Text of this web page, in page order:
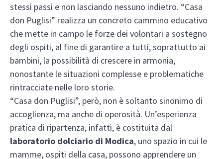
stessi passi e non lasciando nessuno indietro. “Casa
don Puglisi” realizza un concreto cammino educativo
che mette in campo le forze dei volontari a sostegno
degli ospiti, al fine di garantire a tutti, soprattutto ai
bambini, la possibilità di crescere in armonia,
nonostante le situazioni complesse e problematiche
rintracciate nelle loro storie.
“Casa don Puglisi”, però, non è soltanto sinonimo di
accoglienza, ma anche di operosità. Un’esperienza
pratica di ripartenza, infatti, è costituita dal
laboratorio dolciario di Modica, uno spazio in cui le
mamme, ospiti della casa, possono apprendere un